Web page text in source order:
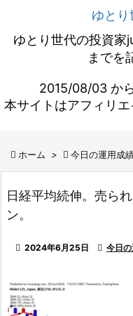
ゆと
ゆとり世代の投資家
までを
2015/08/03 か
本サイトはアフィリ
 ホーム >  今日の運用成
日経平均続伸。売ら
ン。
 2024年6月25日  今日